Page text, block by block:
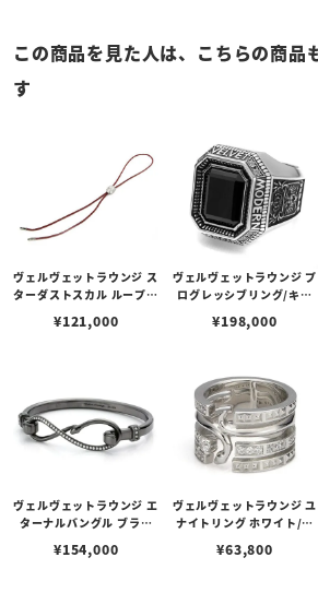
この商品を見た人は、こちらの商品
す
ヴェルヴェットラウンジ ス
ターダストスカル ループタ
ア
¥121,000
ヴェルヴェットラウンジ プ
ログレッシブリング/キュ
ック） -#25
¥198,000
ヴェルヴェットラウンジ エ
ターナルバングル ブラッ
ア
¥154,000
ヴェルヴェットラウンジ ユ
ナイトリング ホワイト/キ
¥63,800